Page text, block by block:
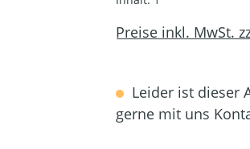
Preise inkl. MwSt.
Leider ist dieser
gerne mit uns